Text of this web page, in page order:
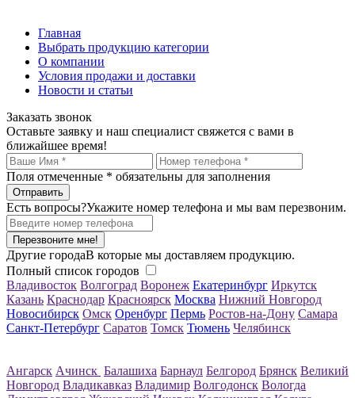
Главная
Выбрать продукцию категории
О компании
Условия продажи и доставки
Новости и статьи
Заказать звонок
Оставьте заявку и наш специалист свяжется с вами в
ближайшее время!
Поля отмеченные * обязательны для заполнения
Есть вопросы?Укажите номер телефона и мы вам перезвоним.
Перезвоните мне!
Другие городаВ которые мы доставляем продукцию.
Полный список городов
Владивосток Волгоград Воронеж Екатеринбург Иркутск
Казань Краснодар Красноярск Москва Нижний Новгород
Новосибирск Омск Оренбург Пермь Ростов-на-Дону Самара
Санкт-Петербург Саратов Томск Тюмень Челябинск
Ангарск Ачинск Балашиха Барнаул Белгород Брянск Великий
Новгород Владикавказ Владимир Волгодонск Вологда